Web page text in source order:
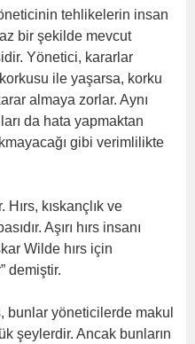
tehlikelerin insan
bir şekilde mevcut
Yönetici, kararlar
ile yaşarsa, korku
almaya zorlar. Aynı
da hata yapmaktan
gibi verimlilikte
Hırs, kıskançlık ve
Aşırı hırs insanı
Wilde hırs için
demiştir.
bunlar yöneticilerde makul
şeylerdir. Ancak bunların